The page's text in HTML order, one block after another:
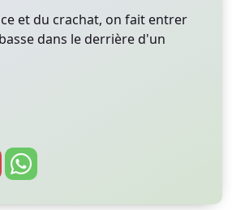
et du crachat, on fait entrer
dans le derrière d'un